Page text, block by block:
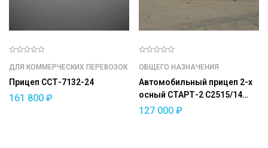
ДЛЯ КОММЕРЧЕСКИХ ПЕРЕВОЗОК
Прицеп ССТ-7132-24
161 800 ₽
ОБЩЕГО НАЗНАЧЕНИЯ
Автомобильный прицеп 2-х
осный СТАРТ-2 С2515/14
(усиленный)
127 000 ₽